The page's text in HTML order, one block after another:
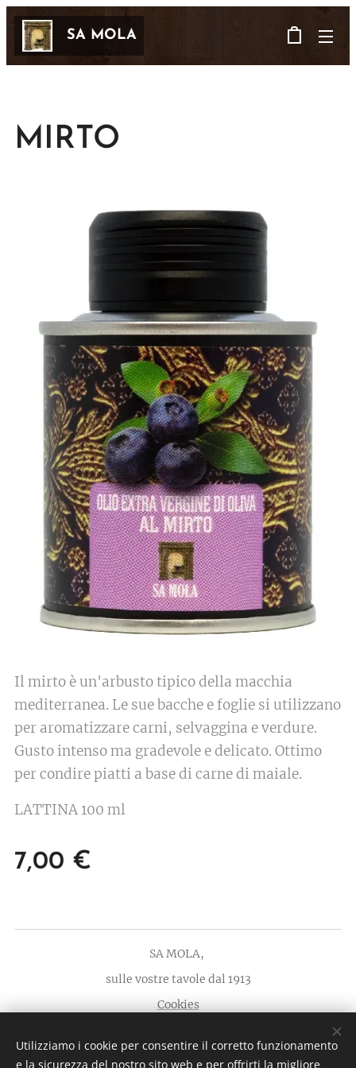
SA MOLA
MIRTO
Il mirto è un'arbusto tipico della macchia
mediterranea. Le sue bacche e foglie si utilizzano
per aromatizzare carni, selvaggina e verdure.
Gusto intenso ma gradevole e delicato. Ottimo
per condire piatti a base di carne di maiale.
LATTINA 100 ml
7,00 €
SA MOLA,
sulle vostre tavole dal 1913
Cookies
Lingue
Italiano
English Deutsch
Utilizziamo i cookie per consentire il corretto funzionamento
e la sicurezza del nostro sito web e per offrirti la migliore